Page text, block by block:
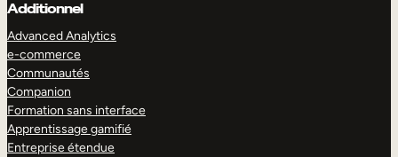
Additionnel
Advanced Analytics
e-commerce
Communautés
Companion
Formation sans interface
Apprentissage gamifié
Entreprise étendue